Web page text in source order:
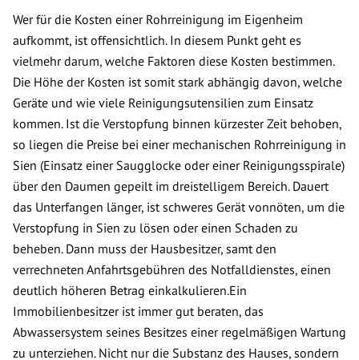
Wer für die Kosten einer Rohrreinigung im Eigenheim
aufkommt, ist offensichtlich. In diesem Punkt geht es
vielmehr darum, welche Faktoren diese Kosten bestimmen.
Die Höhe der Kosten ist somit stark abhängig davon, welche
Geräte und wie viele Reinigungsutensilien zum Einsatz
kommen. Ist die Verstopfung binnen kürzester Zeit behoben,
so liegen die Preise bei einer mechanischen Rohrreinigung in
Sien (Einsatz einer Saugglocke oder einer Reinigungsspirale)
über den Daumen gepeilt im dreistelligem Bereich. Dauert
das Unterfangen länger, ist schweres Gerät vonnöten, um die
Verstopfung in Sien zu lösen oder einen Schaden zu
beheben. Dann muss der Hausbesitzer, samt den
verrechneten Anfahrtsgebühren des Notfalldienstes, einen
deutlich höheren Betrag einkalkulieren.Ein
Immobilienbesitzer ist immer gut beraten, das
Abwassersystem seines Besitzes einer regelmäßigen Wartung
zu unterziehen. Nicht nur die Substanz des Hauses, sondern